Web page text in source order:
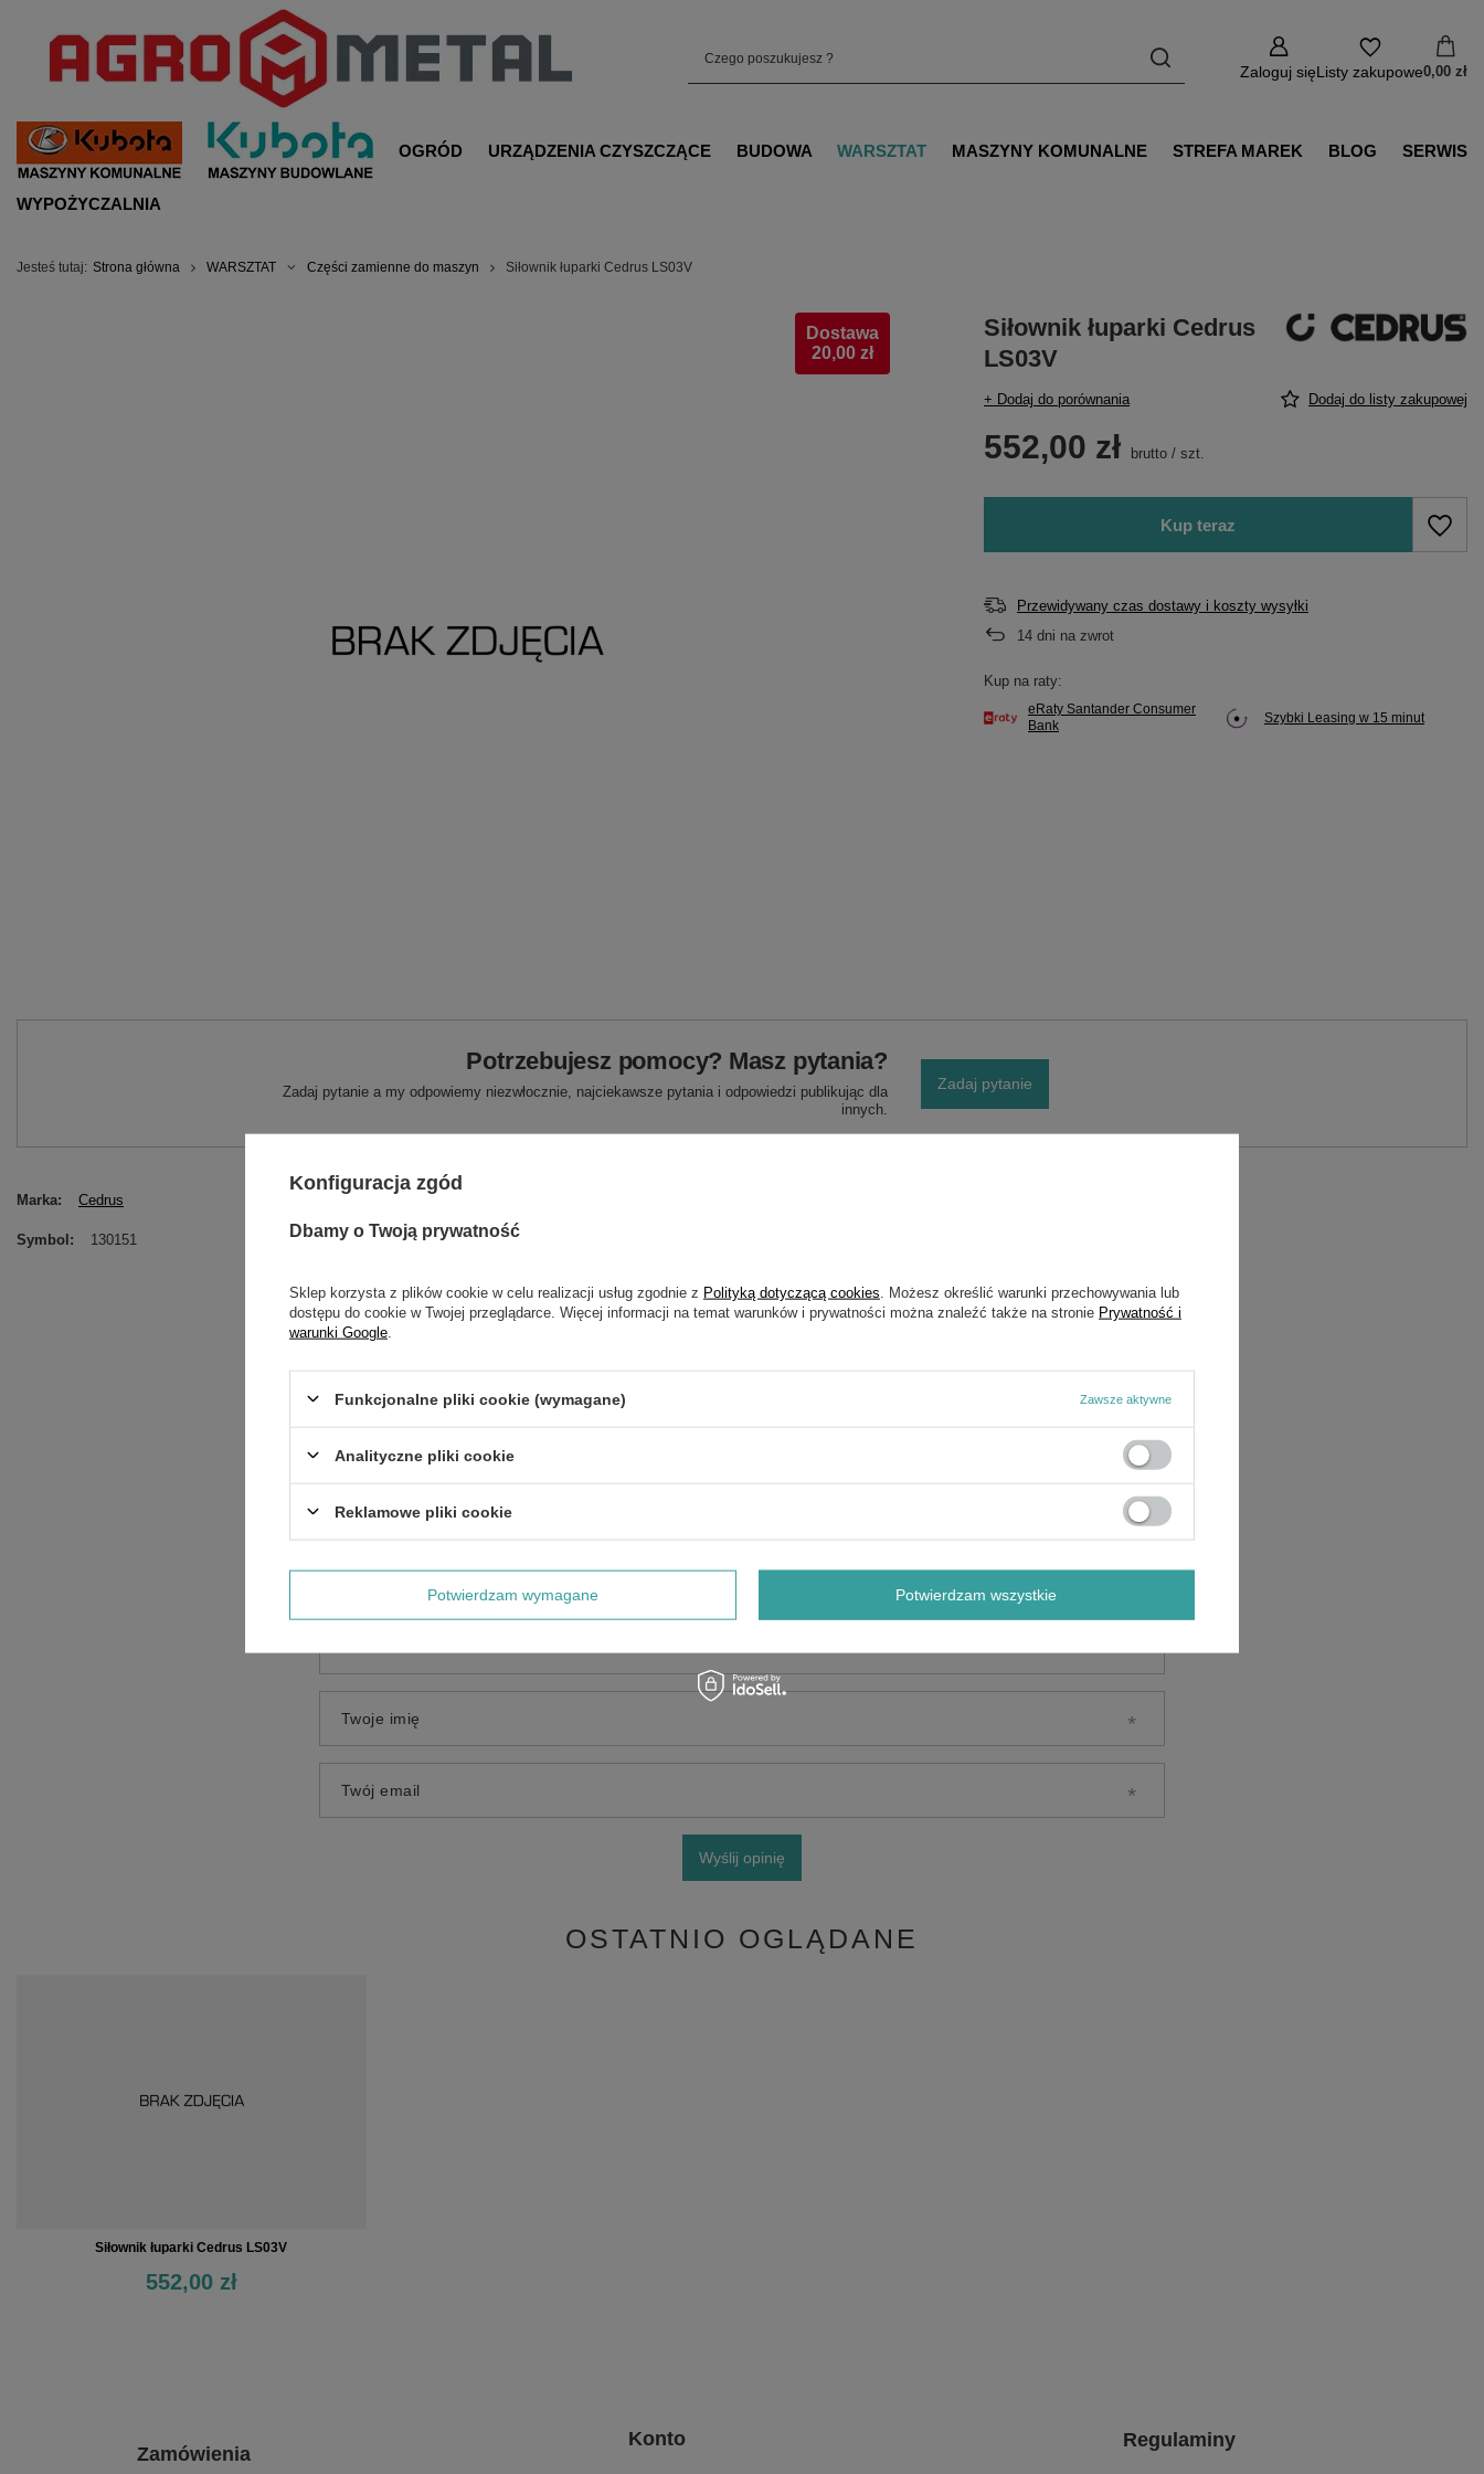
Zaloguj sięListy zakupowe0,00 zł
OGRÓD URZĄDZENIA CZYSZCZĄCE BUDOWA WARSZTAT MASZYNY KOMUNALNE STREFA MAREK BLOG SERWIS
WYPOŻYCZALNIA
Jesteś tutaj: Strona główna WARSZTAT Części zamienne do maszyn Siłownik łuparki Cedrus LS03V
Dostawa
20,00 zł
Siłownik łuparki Cedrus
LS03V
+ Dodaj do porównania Dodaj do listy zakupowej
552,00 zł brutto /szt.
Kup teraz
Przewidywany czas dostawy i koszty wysyłki
14 dni na zwrot
Kup na raty:
eRaty Santander Consumer
Bank
Szybki Leasing w 15 minut
Potrzebujesz pomocy? Masz pytania?
Zadaj pytanie a my odpowiemy niezwłocznie, najciekawsze pytania i odpowiedzi publikując dla
innych.
Zadaj pytanie
Marka Cedrus
Symbol 130151
Twoje imię
Twój email
Wyślij opinię
OSTATNIO OGLĄDANE
Siłownik łuparki Cedrus LS03V
552,00 zł
Zamówienia
Konto Regulaminy
Konfiguracja zgód
Dbamy o Twoją prywatność
Sklep korzysta z plików cookie w celu realizacji usług zgodnie z Polityką dotyczącą cookies . Możesz określić warunki przechowywania lub
dostępu do cookie w Twojej przeglądarce. Więcej informacji na temat warunków i prywatności można znaleźć także na stronie Prywatność i
warunki Google
Funkcjonalne pliki cookie (wymagane) Zawsze aktywne
Analityczne pliki cookie
Reklamowe pliki cookie
Potwierdzam wymagane Potwierdzam wszystkie